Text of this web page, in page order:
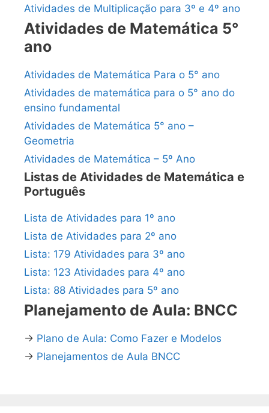
Atividades de Multiplicação para 3º e 4º ano
Atividades de Matemática 5°
ano
Atividades de Matemática Para o 5° ano
Atividades de matemática para o 5° ano do
ensino fundamental
Atividades de Matemática 5° ano –
Geometria
Atividades de Matemática – 5º Ano
Listas de Atividades de Matemática e
Português
Lista de Atividades para 1º ano
Lista de Atividades para 2º ano
Lista: 179 Atividades para 3º ano
Lista: 123 Atividades para 4º ano
Lista: 88 Atividades para 5º ano
Planejamento de Aula: BNCC
→ Plano de Aula: Como Fazer e Modelos
→ Planejamentos de Aula BNCC